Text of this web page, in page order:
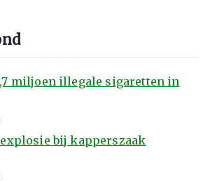
miljoen illegale sigaretten in
bij kapperszaak